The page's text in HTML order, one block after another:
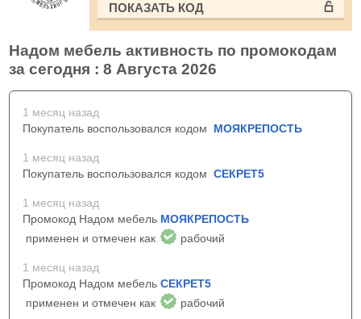
ПОКАЗАТЬ КОД
Надом мебель активность по промокодам
за сегодня : 8 Августа 2026
1 месяц назад
Покупатель воспользовался кодом МОЯКРЕПОСТЬ
1 месяц назад
Покупатель воспользовался кодом СЕКРЕТ5
1 месяц назад
Промокод Надом мебель МОЯКРЕПОСТЬ
применен и отмечен как
рабочий
1 месяц назад
Промокод Надом мебель СЕКРЕТ5
применен и отмечен как
рабочий